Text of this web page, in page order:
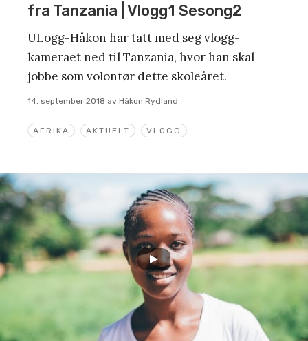
AFRIKA AKTUELT VLOGG
fra Tanzania | Vlogg1 Sesong2
ULogg-Håkon har tatt med seg vlogg-
kameraet ned til Tanzania, hvor han skal
jobbe som volontør dette skoleåret.
14. september 2018 av Håkon Rydland